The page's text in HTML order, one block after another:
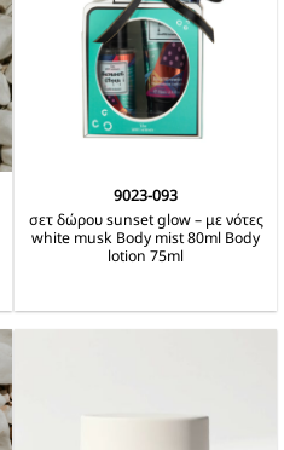
9023-093
σετ δώρου sunset glow – με νότες
white musk Body mist 80ml Body
lotion 75ml